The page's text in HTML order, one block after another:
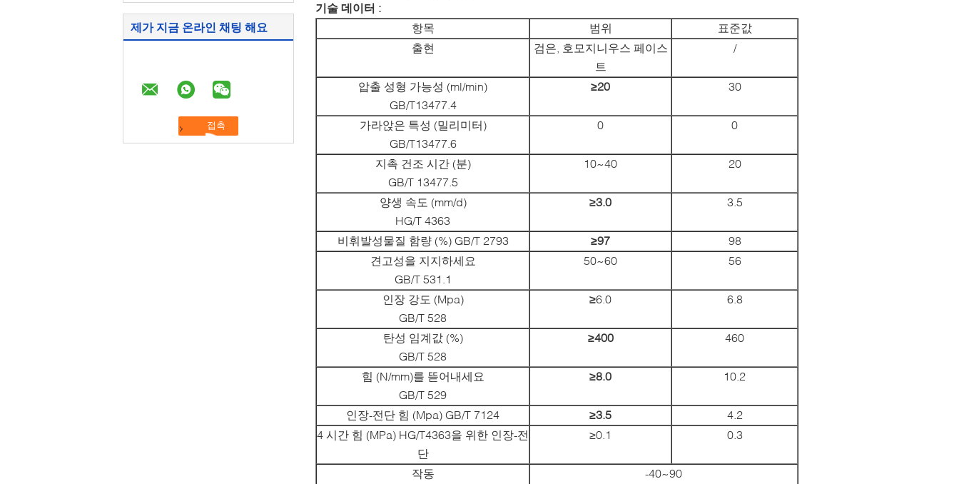
제가 지금 온라인 채팅 해요
기술 데이터 :
항목
범위
표준값
출현
검은, 호모지니우스 페이스
트
/
압출 성형 가능성 (ml/min)
GB/T13477.4
≥20 30
가라앉은 특성 (밀리미터)
GB/T13477.6
0 0
지촉 건조 시간 (분)
GB/T 13477.5
10~40 20
양생 속도 (mm/d)
HG/T 4363
≥3.0 3.5
비휘발성물질 함량 (%) GB/T 2793 ≥97
98
견고성을 지지하세요
GB/T 531.1
50~60 56
인장 강도 (Mpa)
GB/T 528
≥6.0 6.8
탄성 임계값 (%)
GB/T 528
≥400 460
힘 (N/mm)를 뜯어내세요
GB/T 529
≥8.0 10.2
인장-전단 힘 (Mpa) GB/T 7124 ≥3.5
4.2
4 시간 힘 (MPa) HG/T4363을 위한 인장-전
단
≥0.1 0.3
작동
-40~90